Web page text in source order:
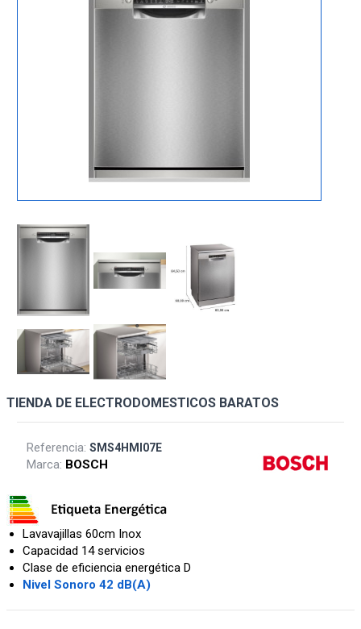
TIENDA DE ELECTRODOMESTICOS BARATOS
Referencia:SMS4HMI07E
Marca: BOSCH
Lavavajillas 60cm Inox
Capacidad 14 servicios
Clase de eficiencia energética D
Nivel Sonoro 42 dB(A)